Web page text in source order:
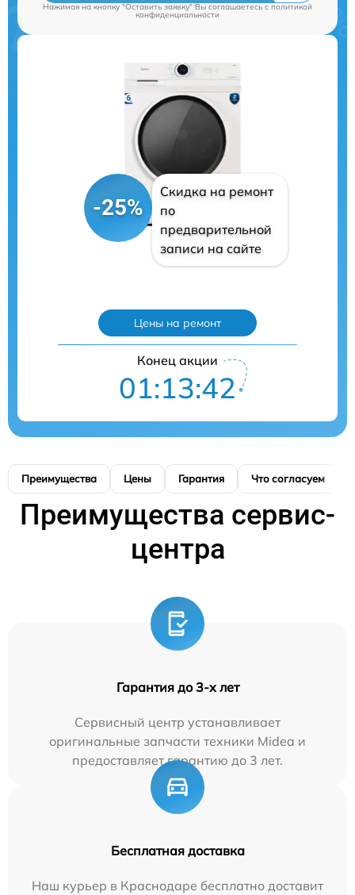
Нажимая на кнопку "Оставить заявку" Вы соглашаетесь cполитикой
конфиденциальности
-25%
Скидка на ремонт
по
предварительной
записи на сайте
Цены на ремонт
Конец акции
01:13:41
Преимущества Цены Гарантия Что согласуем
Преимущества сервис-
центра
Гарантия до 3-х лет
Сервисный центр устанавливает
оригинальные запчасти техники Midea и
предоставляет гарантию до 3 лет.
Бесплатная доставка
Наш курьер в Краснодаре бесплатно доставит